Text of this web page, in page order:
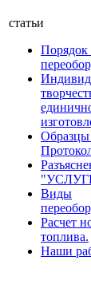
статьи
Порядок
Виды
Расчет
топлива.
Наши